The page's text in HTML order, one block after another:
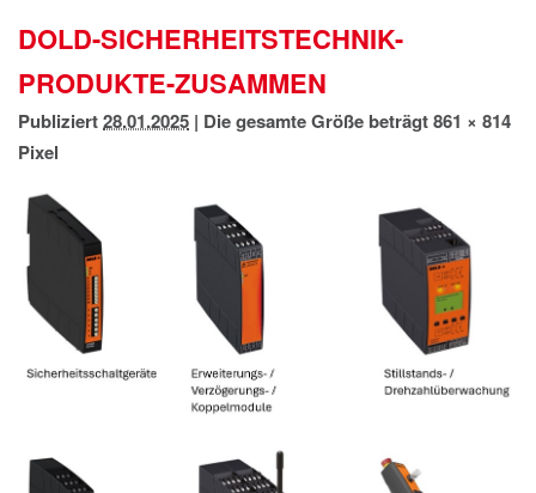
KONTAKT
ANFAHRT
IMPRESSUM
DATENSCHUTZ
DOLD-SICHERHEITSTECHNIK-
PRODUKTE-ZUSAMMEN
Publiziert28.01.2025 | Die gesamte Größe beträgt861 × 814
Pixel